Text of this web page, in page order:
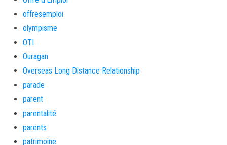
offresemploi
olympisme
OTI
Ouragan
Overseas Long Distance Relationship
parade
parent
parentalité
parents
patrimoine